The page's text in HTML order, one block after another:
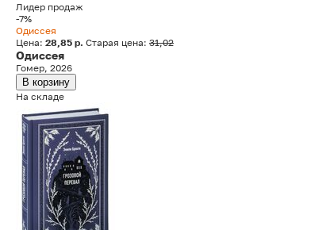
Лидер продаж
-7%
Одиссея
Цена: 28,85 р. Старая цена: 31,02
Одиссея
Гомер, 2026
В корзину
На складе